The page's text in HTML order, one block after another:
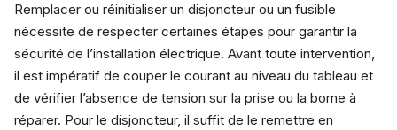
Remplacer ou réinitialiser un disjoncteur ou un fusible
nécessite de respecter certaines étapes pour garantir la
sécurité de l’installation électrique. Avant toute intervention,
il est impératif de couper le courant au niveau du tableau et
de vérifier l’absence de tension sur la prise ou la borne à
réparer. Pour le disjoncteur, il suffit de le remettre en